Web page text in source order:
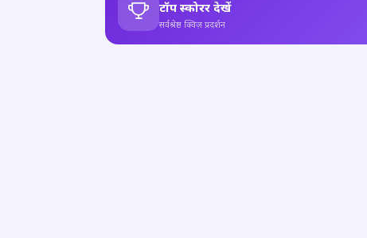
टॉप स्कोरर देखें
सर्वश्रेष्ठ क्विज़ प्रदर्शन